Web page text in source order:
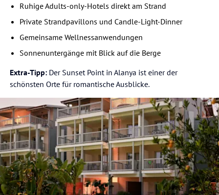
Ruhige Adults-only-Hotels direkt am Strand
Private Strandpavillons und Candle-Light-Dinner
Gemeinsame Wellnessanwendungen
Sonnenuntergänge mit Blick auf die Berge
Extra-Tipp: Der Sunset Point in Alanya ist einer der
schönsten Orte für romantische Ausblicke.